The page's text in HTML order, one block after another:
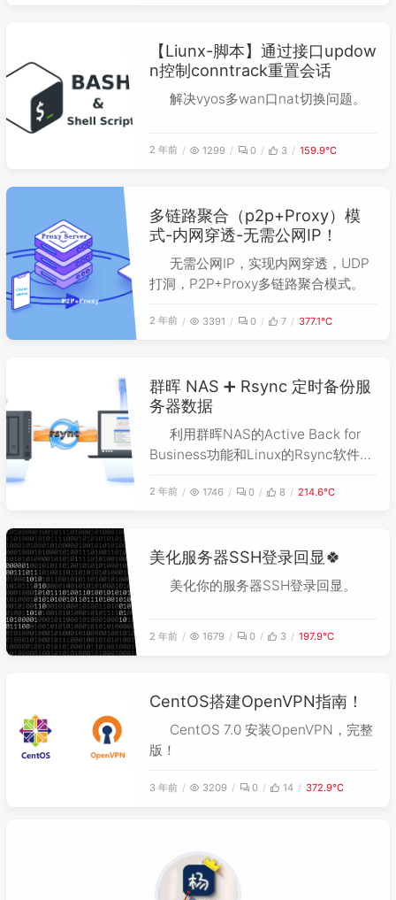
【Liunx-脚本】通过接口updow
n控制conntrack重置会话
解决vyos多wan口nat切换问题。
2 年前 1299 0 3 159.9℃
多链路聚合（p2p+Proxy）模
式-内网穿透-无需公网IP！
无需公网IP，实现内网穿透，UDP
打洞，P2P+Proxy多链路聚合模式。
2 年前 3391 0 7 377.1℃
群晖 NAS ➕ Rsync 定时备份服
务器数据
利用群晖NAS的Active Back for
Business功能和Linux的Rsync软件功
2 年前 1746 0 8 214.6℃
美化服务器SSH登录回显🍀
美化你的服务器SSH登录回显。
2 年前 1679 0 3 197.9℃
CentOS搭建OpenVPN指南！
CentOS 7.0 安装OpenVPN，完整
版！
3 年前 3209 0 14 372.9℃